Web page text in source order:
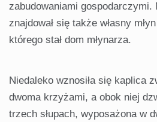
zabudowaniami gospodarczymi.
znajdował się także własny
którego stał dom młynarza.
Niedaleko wznosiła się kaplica
dwoma krzyżami, a obok niej
trzech słupach, wyposażona w